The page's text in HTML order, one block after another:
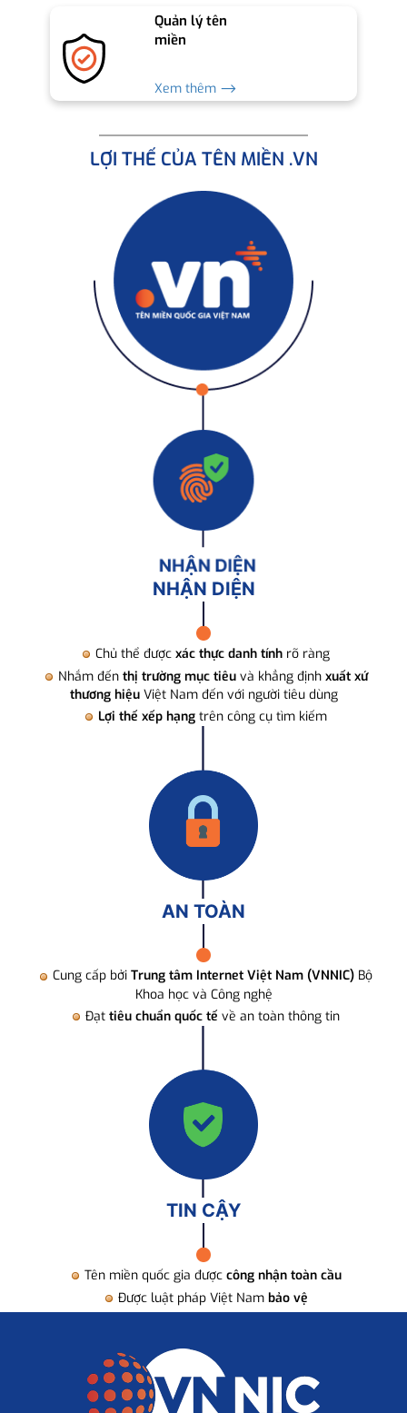
Quản lý tên
miền
Xem thêm ⟶
LỢI THẾ CỦA TÊN MIỀN .VN
NHẬN DIỆN
Chủ thể được xác thực danh tính rõ ràng
Nhắm đến thị trường mục tiêuvà khẳng định xuất xứ
thương hiệuViệt Nam đến với người tiêu dùng
Lợi thế xếp hạng trên công cụ tìm kiếm
AN TOÀN
Cung cấp bởi Trung tâm Internet Việt Nam (VNNIC) Bộ
Khoa học và Công nghệ
Đạt tiêu chuẩn quốc tế về an toàn thông tin
TIN CẬY
Tên miền quốc gia được công nhận toàn cầu
Được luật pháp Việt Nam bảo vệ